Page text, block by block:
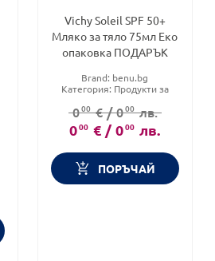
Vichy Soleil SPF 50+
Мляко за тяло 75мл Eко
опаковка ПОДАРЪК
Brand: benu.bg
Категория: Продукти за
Тип продукт:Мляко
000€ / 000лв.
000 € / 000 лв.
ПОРЪЧАЙ